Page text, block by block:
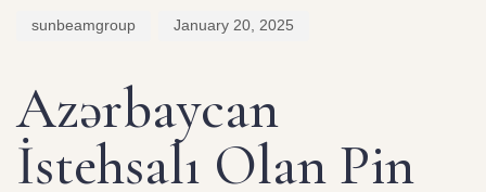
sunbeamgroup January 20, 2025
Azərbaycan
İstehsalı Olan Pin